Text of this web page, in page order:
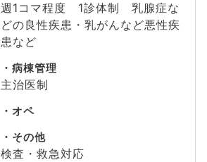
週1コマ程度 1診体制 乳腺症な
どの良性疾患・乳がんなど悪性疾
患など
病棟管理
主治医制
オペ
その他
検査・救急対応